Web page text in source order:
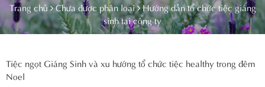
Trang chủ Chưa được phân loại Hướng dẫn tổ chức tiệc giáng
sinh tại công ty
Tiệc ngọt Giáng Sinh và xu hướng tổ chức tiệc healthy trong đêm
Noel